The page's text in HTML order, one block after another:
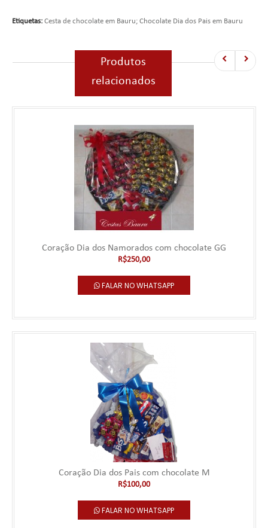
Etiquetas: Cesta de chocolate em Bauru; Chocolate Dia dos Pais em Bauru
Produtos
relacionados
Coração Dia dos Namorados com chocolate GG
R$250,00
FALAR NO WHATSAPP
Coração Dia dos Pais com chocolate M
R$100,00
FALAR NO WHATSAPP